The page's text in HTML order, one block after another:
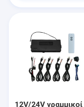
Σύστημα
12V/24V γραμμικοί